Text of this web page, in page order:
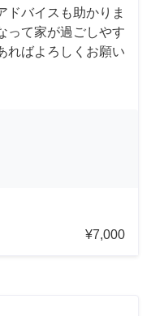
ドバイスも助かりま
って家が過ごしやす
ればよろしくお願い
¥7,000